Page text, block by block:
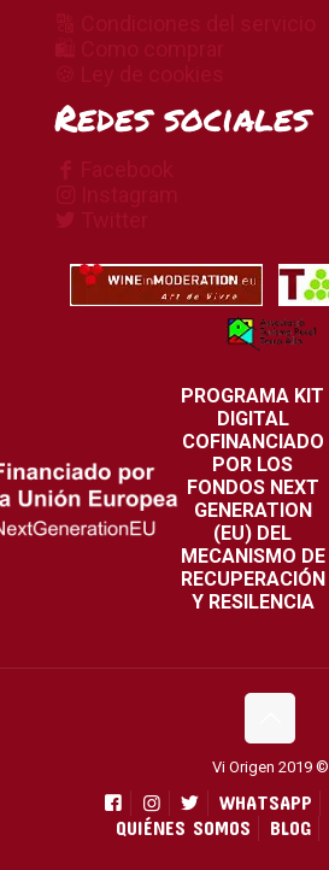
Redes sociales
PROGRAMA KIT
DIGITAL
COFINANCIADO
POR LOS
FONDOS NEXT
GENERATION
(EU) DEL
MECANISMO DE
RECUPERACIÓN
Y RESILENCIA
Vi Origen 2019 ©
WHATSAPP
QUIÉNES SOMOS
BLOG